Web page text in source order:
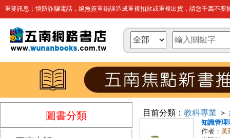
重要訊息：慎防詐騙電話，絕無簽單錯誤造成重複扣款或重複出貨，請您千萬不要
圖書分類 目前分類： 教科專業 ＞
知識管理
作者： 黃